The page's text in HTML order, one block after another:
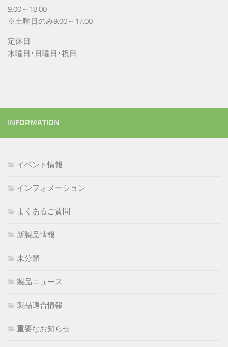
9:00～18:00
※土曜日のみ9:00～17:00
定休日
水曜日･日曜日･祝日
INFORMATION
イベント情報
インフォメーション
よくあるご質問
新製品情報
未分類
製品ニュース
製品適合情報
重要なお知らせ